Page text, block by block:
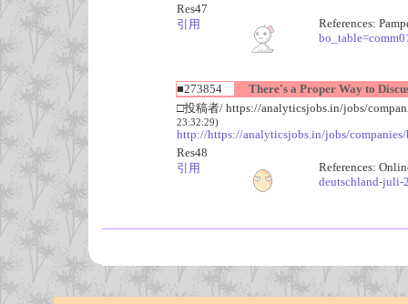
Res47
引用
References:
■273854
There's a Proper Way to
□投稿者/ https://analyticsjobs.in/jobs/
23:32:29)
http://https://analyticsjobs.in/jobs/
Res48
引用
References:
deutschland-juli-